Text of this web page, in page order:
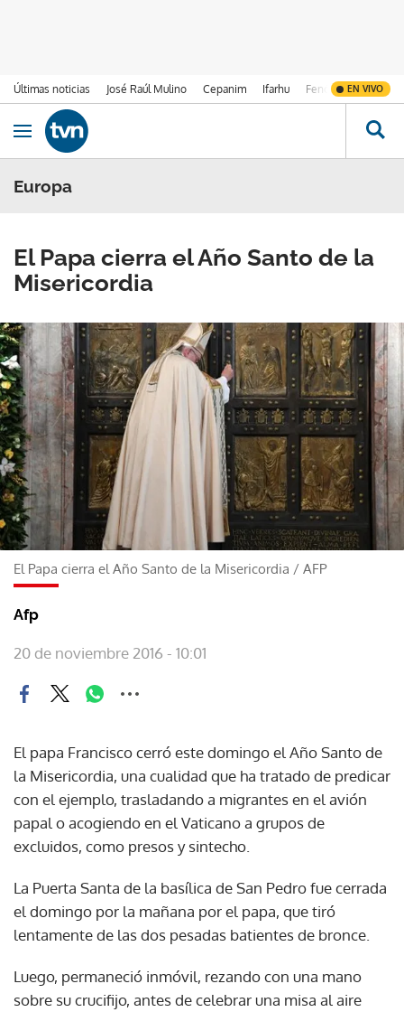
Últimas noticias José Raúl Mulino Cepanim Ifarhu Fenómeno de El
EN VIVO
Ir al contenido
Obrir navegació
Europa
El Papa cierra el Año Santo de la
Misericordia
El Papa cierra el Año Santo de la Misericordia / AFP
Afp
20 de noviembre 2016 - 10:01
El papa Francisco cerró este domingo el Año Santo de
la Misericordia, una cualidad que ha tratado de predicar
con el ejemplo, trasladando a migrantes en el avión
papal o acogiendo en el Vaticano a grupos de
excluidos, como presos y sintecho.
La Puerta Santa de la basílica de San Pedro fue cerrada
el domingo por la mañana por el papa, que tiró
lentamente de las dos pesadas batientes de bronce.
Luego, permaneció inmóvil, rezando con una mano
sobre su crucifijo, antes de celebrar una misa al aire